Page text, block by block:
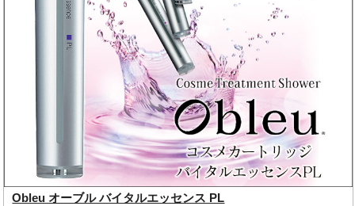
Obleu オーブル バイタルエッセンス PL